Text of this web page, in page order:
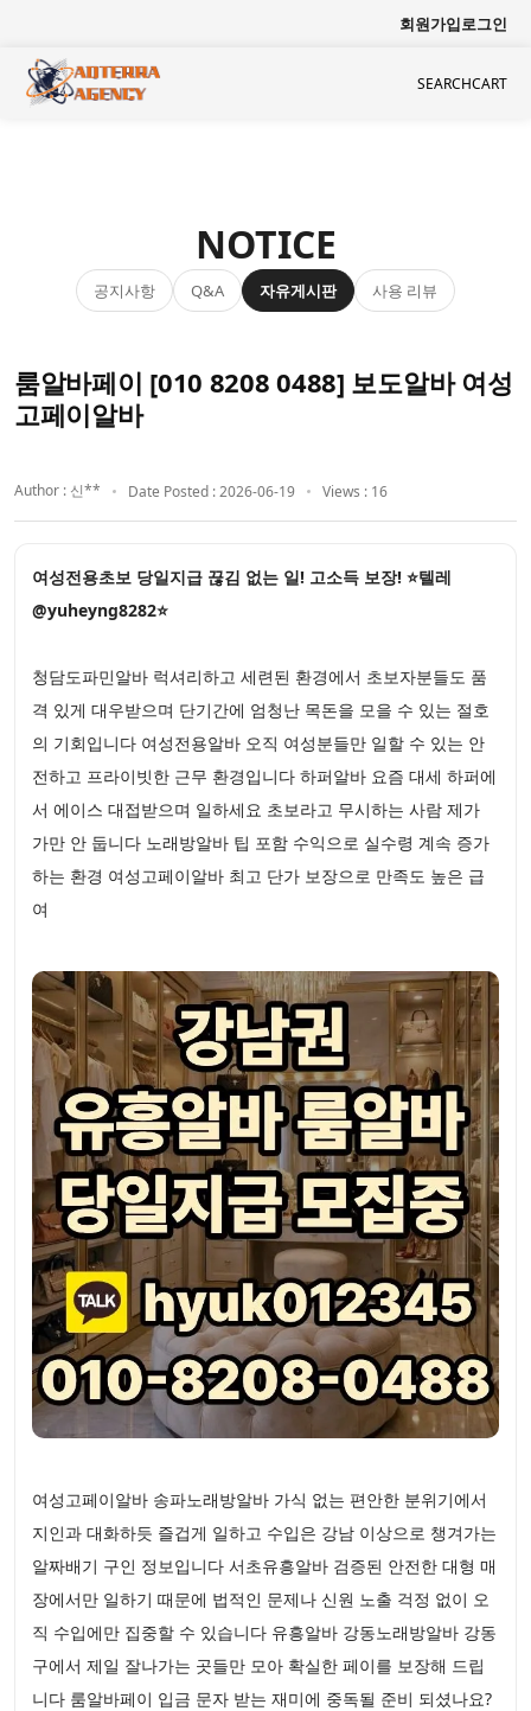
회원가입로그인
SEARCHCART
NOTICE
공지사항 Q&A 자유게시판 사용 리뷰
룸알바페이 [010 8208 0488] 보도알바 여성
고페이알바
Author : 신** Date Posted : 2026-06-19 Views : 16
여성전용초보 당일지급 끊김 없는 일! 고소득 보장! ⭐텔레
@yuheyng8282⭐
청담도파민알바 럭셔리하고 세련된 환경에서 초보자분들도 품
격 있게 대우받으며 단기간에 엄청난 목돈을 모을 수 있는 절호
의 기회입니다 여성전용알바 오직 여성분들만 일할 수 있는 안
전하고 프라이빗한 근무 환경입니다 하퍼알바 요즘 대세 하퍼에
서 에이스 대접받으며 일하세요 초보라고 무시하는 사람 제가
가만 안 둡니다 노래방알바 팁 포함 수익으로 실수령 계속 증가
하는 환경 여성고페이알바 최고 단가 보장으로 만족도 높은 급
여
여성고페이알바 송파노래방알바 가식 없는 편안한 분위기에서
지인과 대화하듯 즐겁게 일하고 수입은 강남 이상으로 챙겨가는
알짜배기 구인 정보입니다 서초유흥알바 검증된 안전한 대형 매
장에서만 일하기 때문에 법적인 문제나 신원 노출 걱정 없이 오
직 수입에만 집중할 수 있습니다 유흥알바 강동노래방알바 강동
구에서 제일 잘나가는 곳들만 모아 확실한 페이를 보장해 드립
니다 룸알바페이 입금 문자 받는 재미에 중독될 준비 되셨나요?